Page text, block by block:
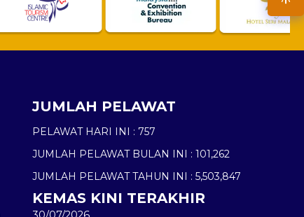
JUMLAH PELAWAT
PELAWAT HARI INI : 757
JUMLAH PELAWAT BULAN INI : 101,262
JUMLAH PELAWAT TAHUN INI : 5,503,847
KEMAS KINI TERAKHIR